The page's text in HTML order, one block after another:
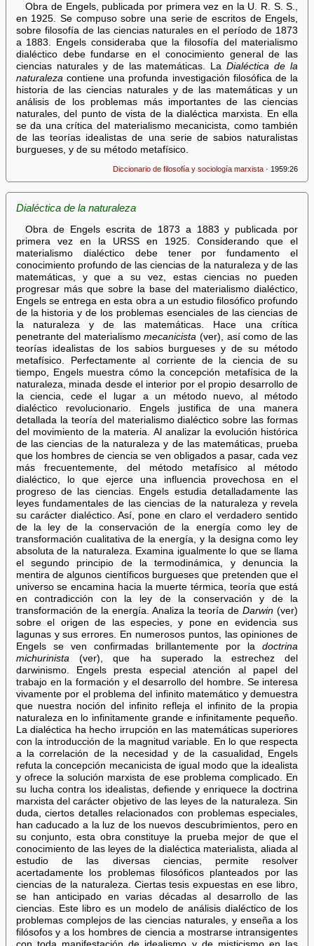
Obra de Engels, publicada por primera vez en la U. R. S. S.,
en 1925. Se compuso sobre una serie de escritos de Engels,
sobre filosofía de las ciencias naturales en el período de 1873
a 1883. Engels consideraba que la filosofía del materialismo
dialéctico debe fundarse en el conocimiento general de las
ciencias naturales y de las matemáticas. LaDialéctica de la
naturaleza contiene una profunda investigación filosófica de la
historia de las ciencias naturales y de las matemáticas y un
análisis de los problemas más importantes de las ciencias
naturales, del punto de vista de la dialéctica marxista. En ella
se da una crítica del materialismo mecanicista, como también
de las teorías idealistas de una serie de sabios naturalistas
burgueses, y de su método metafísico.
Diccionario de filosofía y sociología marxista · 1959:26
Dialéctica de la naturaleza
Obra de Engels escrita de 1873 a 1883 y publicada por
primera vez en la URSS en 1925. Considerando que el
materialismo dialéctico debe tener por fundamento el
conocimiento profundo de las ciencias de la naturaleza y de las
matemáticas, y que a su vez, estas ciencias no pueden
progresar más que sobre la base del materialismo dialéctico,
Engels se entrega en esta obra a un estudio filosófico profundo
de la historia y de los problemas esenciales de las ciencias de
la naturaleza y de las matemáticas. Hace una crítica
penetrante del materialismomecanicista (ver), así como de las
teorías idealistas de los sabios burgueses y de su método
metafísico. Perfectamente al corriente de la ciencia de su
tiempo, Engels muestra cómo la concepción metafísica de la
naturaleza, minada desde el interior por el propio desarrollo de
la ciencia, cede el lugar a un método nuevo, al método
dialéctico revolucionario. Engels justifica de una manera
detallada la teoría del materialismo dialéctico sobre las formas
del movimiento de la materia. Al analizar la evolución histórica
de las ciencias de la naturaleza y de las matemáticas, prueba
que los hombres de ciencia se ven obligados a pasar, cada vez
más frecuentemente, del método metafísico al método
dialéctico, lo que ejerce una influencia provechosa en el
progreso de las ciencias. Engels estudia detalladamente las
leyes fundamentales de las ciencias de la naturaleza y revela
su carácter dialéctico. Así, pone en claro el verdadero sentido
de la ley de la conservación de la energía como ley de
transformación cualitativa de la energía, y la designa como ley
absoluta de la naturaleza. Examina igualmente lo que se llama
el segundo principio de la termodinámica, y denuncia la
mentira de algunos científicos burgueses que pretenden que el
universo se encamina hacia la muerte térmica, teoría que está
en contradicción con la ley de la conservación y de la
transformación de la energía. Analiza la teoría deDarwin (ver)
sobre el origen de las especies, y pone en evidencia sus
lagunas y sus errores. En numerosos puntos, las opiniones de
Engels se ven confirmadas brillantemente por ladoctrina
michurinista(ver), que ha superado la estrechez del
darwinismo. Engels presta especial atención al papel del
trabajo en la formación y el desarrollo del hombre. Se interesa
vivamente por el problema del infinito matemático y demuestra
que nuestra noción del infinito refleja el infinito de la propia
naturaleza en lo infinitamente grande e infinitamente pequeño.
La dialéctica ha hecho irrupción en las matemáticas superiores
con la introducción de la magnitud variable. En lo que respecta
a la correlación de la necesidad y de la casualidad, Engels
refuta la concepción mecanicista de igual modo que la idealista
y ofrece la solución marxista de ese problema complicado. En
su lucha contra los idealistas, defiende y enriquece la doctrina
marxista del carácter objetivo de las leyes de la naturaleza. Sin
duda, ciertos detalles relacionados con problemas especiales,
han caducado a la luz de los nuevos descubrimientos, pero en
su conjunto, esta obra constituye la prueba mejor de que el
conocimiento de las leyes de la dialéctica materialista, aliada al
estudio de las diversas ciencias, permite resolver
acertadamente los problemas filosóficos planteados por las
ciencias de la naturaleza. Ciertas tesis expuestas en ese libro,
se han anticipado en varias décadas al desarrollo de las
ciencias. Este libro es un modelo de análisis dialéctico de los
problemas complejos de las ciencias naturales, y enseña a los
filósofos y a los hombres de ciencia a mostrarse intransigentes